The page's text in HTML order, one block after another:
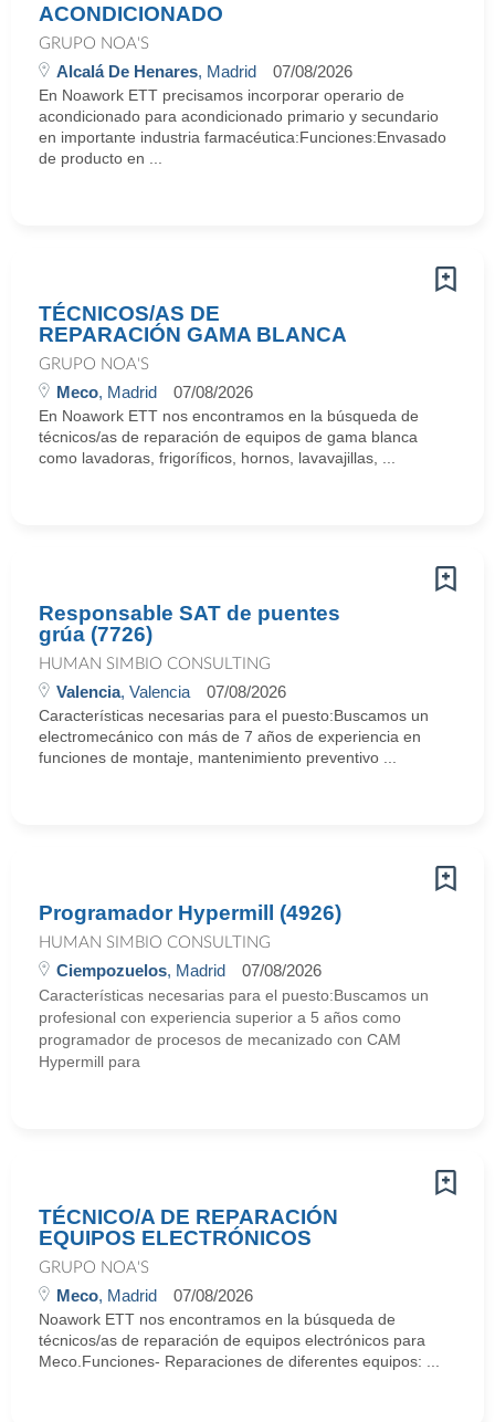
ACONDICIONADO
GRUPO NOA'S
Alcalá De Henares, Madrid 07/08/2026
En Noawork ETT precisamos incorporar operario de
acondicionado para acondicionado primario y secundario
en importante industria farmacéutica:Funciones:Envasado
de producto en ...
TÉCNICOS/AS DE
REPARACIÓN GAMA BLANCA
GRUPO NOA'S
Meco, Madrid 07/08/2026
En Noawork ETT nos encontramos en la búsqueda de
técnicos/as de reparación de equipos de gama blanca
como lavadoras, frigoríficos, hornos, lavavajillas, ...
Responsable SAT de puentes
grúa (7726)
HUMAN SIMBIO CONSULTING
Valencia, Valencia 07/08/2026
Características necesarias para el puesto:Buscamos un
electromecánico con más de 7 años de experiencia en
funciones de montaje, mantenimiento preventivo ...
Programador Hypermill (4926)
HUMAN SIMBIO CONSULTING
Ciempozuelos, Madrid 07/08/2026
Características necesarias para el puesto:Buscamos un
profesional con experiencia superior a 5 años como
programador de procesos de mecanizado con CAM
Hypermill para
TÉCNICO/A DE REPARACIÓN
EQUIPOS ELECTRÓNICOS
GRUPO NOA'S
Meco, Madrid 07/08/2026
Noawork ETT nos encontramos en la búsqueda de
técnicos/as de reparación de equipos electrónicos para
Meco.Funciones- Reparaciones de diferentes equipos: ...